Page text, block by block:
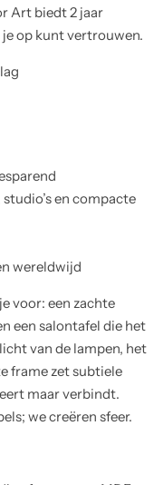
Art biedt 2 jaar
op kunt vertrouwen.
en compacte
wereldwijd
voor: een zachte
een salontafel die het
van de lampen, het
frame zet subtiele
maar verbindt.
we creëren sfeer.